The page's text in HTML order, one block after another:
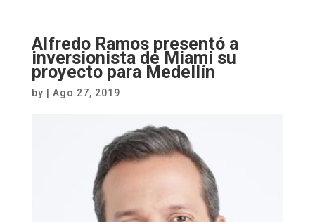
Alfredo Ramos presentó a
inversionista de Miami su
proyecto para Medellín
by Ago 27, 2019